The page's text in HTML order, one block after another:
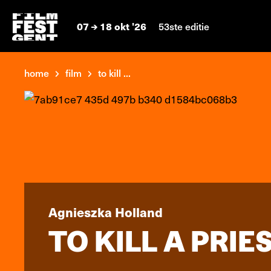
07 18 okt '26 53ste editie
home film to kill ...
Agnieszka Holland
TO KILL A